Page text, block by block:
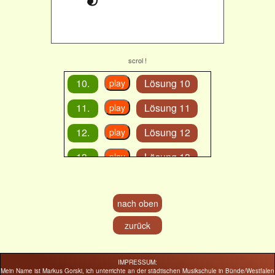
scrol !
10. play
Lösung 10
11.
play
Lösung 11
12.
play
Lösung 12
13.
play
Lösung 13
play Lösung 15
nach oben
zurück
IMPRESSUM:
Mein Name ist Markus Gorski, ich unterrichte an der städtischen Musikschule in Bünde/Westfalen